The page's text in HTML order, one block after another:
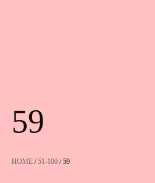
59
HOME /51-100 / 59